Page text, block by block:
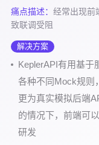
痛点描述： 经常出现前
致联调受阻
解决方案
KeplerAPI有用基于
各种不同Mock规则
更为真实模拟后端
的情况下，前端可
研发